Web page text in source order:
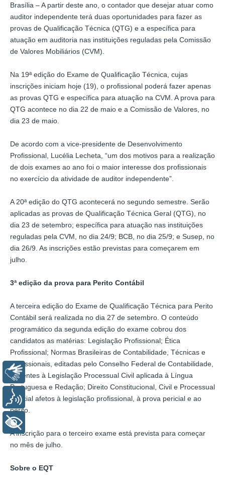
Brasília – A partir deste ano, o contador que desejar atuar como
auditor independente terá duas oportunidades para fazer as
provas de Qualificação Técnica (QTG) e a específica para
atuação em auditoria nas instituições reguladas pela Comissão
de Valores Mobiliários (CVM).
Na 19ª edição do Exame de Qualificação Técnica, cujas
inscrições iniciam hoje (19), o profissional poderá fazer apenas
as provas QTG e específica para atuação na CVM. A prova para
QTG acontece no dia 22 de maio e a Comissão de Valores, no
dia 23 de maio.
De acordo com a vice-presidente de Desenvolvimento
Profissional, Lucélia Lecheta, “um dos motivos para a realização
de dois exames ao ano foi o maior interesse dos profissionais
no exercício da atividade de auditor independente”.
A 20ª edição do QTG acontecerá no segundo semestre. Serão
aplicadas as provas de Qualificação Técnica Geral (QTG), no
dia 23 de setembro; específica para atuação nas instituições
reguladas pela CVM, no dia 24/9; BCB, no dia 25/9; e Susep, no
dia 26/9. As inscrições estão previstas para começarem em
julho.
3ª edição da prova para Perito Contábil
A terceira edição do Exame de Qualificação Técnica para Perito
Contábil será realizada no dia 27 de setembro. O conteúdo
programático da segunda edição do exame cobrou dos
candidatos as matérias: Legislação Profissional; Ética
Profissional; Normas Brasileiras de Contabilidade, Técnicas e
Profissionais, editadas pelo Conselho Federal de Contabilidade,
inerentes à Legislação Processual Civil aplicada à Língua
Portuguesa e Redação; Direito Constitucional, Civil e Processual
Pericial afetos à legislação profissional, à prova pericial e ao
perito.
A inscrição para o terceiro exame está prevista para começar
no mês de julho.
Sobre o EQT
Libras
Voz